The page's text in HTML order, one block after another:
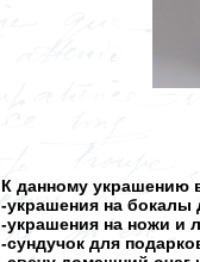
К данному украшению
-украшения на бокалы
-украшения на ножи и
-сундучок для